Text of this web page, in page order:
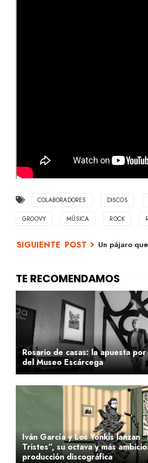
COLABORADORES DISCOS
GROOVY MÚSICA ROCK
Un pájaro
Rosario de casas: la apuesta
del Museo Escárcega
Iván García y Los Yonkis lanzan
Tristes”, su octava y más
producción discográfica